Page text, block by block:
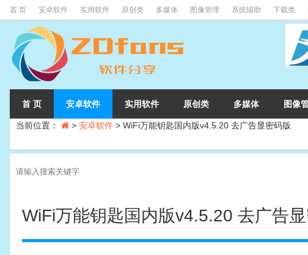
首 页 安卓软件 实用软件 原创类 多媒体 图像管理 系统辅助 下载类
首 页 安卓软件 实用软件 原创类 多媒体 图像
当前位置： > 安卓软件 > WiFi万能钥匙国内版v4.5.20 去广告显密码版
WiFi万能钥匙国内版v4.5.20 去广告